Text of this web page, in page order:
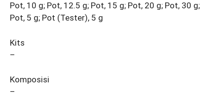
Pot, 10 g; Pot, 12.5 g; Pot, 15 g; Pot, 20 g; Pot, 30 g;
Pot, 5 g; Pot (Tester), 5 g
Kits
–
Komposisi
–